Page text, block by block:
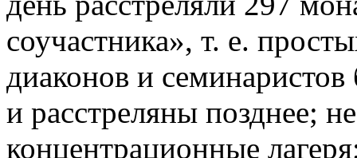
соучастника», т. е.
диаконов и
и расстреляны позднее;
концентрационные